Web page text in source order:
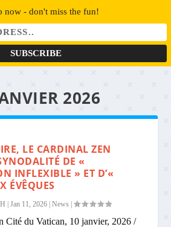
2026
LE CARDINAL ZEN
DE «
INFLEXIBLE » ET D’«
ÉVÊQUES
|Jan 11, 2026 |News |
Cité du Vatican, 10 janvier, 2026 /
now - don't miss the fun!